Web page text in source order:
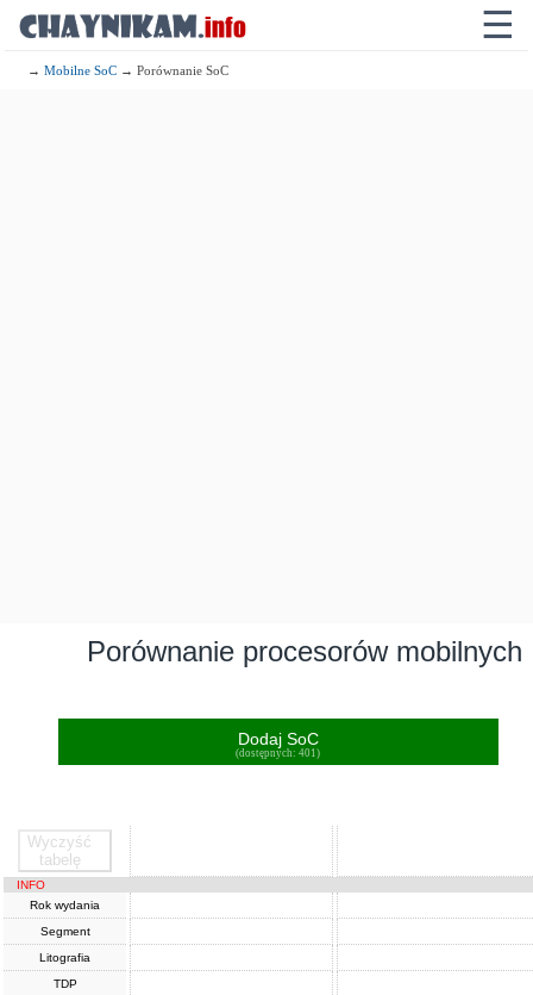
☰
→Mobilne SoC → Porównanie SoC
Porównanie procesorów mobilnych
Dodaj SoC
(dostępnych: 401)
Wyczyść
tabelę
INFO
Rok wydania
Segment
Litografia
TDP